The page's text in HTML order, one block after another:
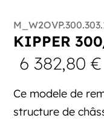
KIPPER
6 382,80€
Ce modele de
structure de